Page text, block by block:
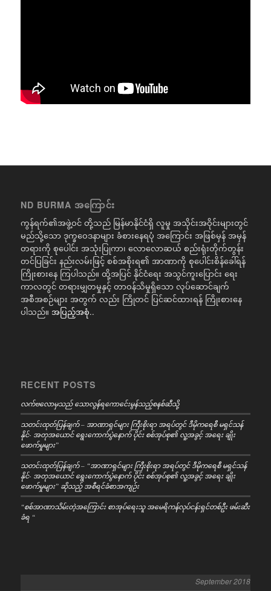
ND BURMA အကြောင်း
ကွန်ရက်၏အဖွဲ့ဝင် တို့သည် မြန်မာနိုင်ငံရှိ လူမှု အသိုင်းအဝိုင်းများတွင်
မည်သို့သော ဒုက္ခဝေဒနာများ ခံစားနေရပုံ အကြောင်း အဖြစ်မှန် အမှန်
တရားကို စုပေါင်း အသုံးပြုကာ၊ လောလောဆယ် စည်းရုံးတိုက်တွန်း
တင်ပြခြင်း နည်းလမ်းဖြင့် စစ်အစိုးရ၏ အာဏာကို စုပေါင်းစိန်ခေါ်ရန်
ကြိုးစားနေ ကြပါသည်။ ထို့အပြင် နိုင်ငံရေး အသွင်ကူးပြောင်း ရေး
ကာလတွင် တရားမျှတမှုနှင့် တာဝန်သိမှုရှိသော လုပ်ဆောင်ချက်
အစီအစဉ်များ အတွက် လည်း ကြိုတင် ပြင်ဆင်ထားရန် ကြိုးစားနေ
ပါသည်။ အပြည့်အစုံ..
RECENT POSTS
လက်ဗလောမှသည် သောလွန်ရကောင်ေးမွန်သည့်စနစ်ဆီသို့
သတင်းထုတ်ပြန်ချက် – အာဏာရှင်များ ကြီးစိုးရာ အရပ်တွင် ဒီမိုကရေစီ မရှင်သန်
နိုင်- အတုအယောင် ရွေးကောက်ပွဲနောက် ပိုင်း စစ်အုပ်စု၏ လူ့အခွင့် အရေး ချိုး
ဖောက်မှုများ”
သတင်းထုတ်ပြန်ချက် – “အာဏာရှင်များ ကြီးစိုးရာ အရပ်တွင် ဒီမိုကရေစီ မရှင်သန်
နိုင်- အတုအယောင် ရွေးကောက်ပွဲနောက် ပိုင်း စစ်အုပ်စု၏ လူ့အခွင့် အရေး ချိုး
ဖောက်မှုများ” ဆိုသည့် အစီရင်ခံစာအကျဉ်း
“စစ်အာဏာသိမ်းတဲ့အကြောင်း စာအုပ်ရေးသူ အမေရိကန်လုပ်ငန်းရှင်တစ်ဦး ဖမ်းဆီး
ခံရ “
September 2018